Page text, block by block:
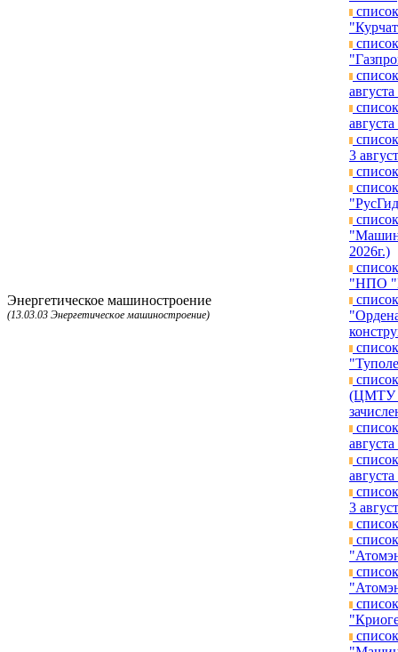
Энергетическое машиностроение
(13.03.03 Энергетическое машиностроение)
3
2026г.)
"НПО
(ЦМТУ
3